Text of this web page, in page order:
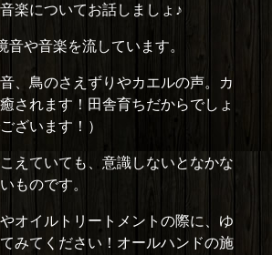
楽についてお話しましょ♪
音や音楽を流しています。
、鳥のさえずりやカエルの声。カ
されます！田舎育ちだからでしょ
ざいます！）
えていても、意識しないとなかな
ものです。
オイルトリートメントの際に、ゆ
みてください！オールハンドの施